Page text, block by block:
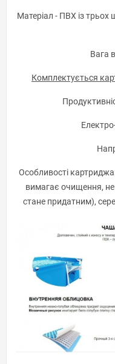
Матеріал - ПВХ із трьох
Вага
Комплектується
Особливості
вимагає очищення,
стане придатним),